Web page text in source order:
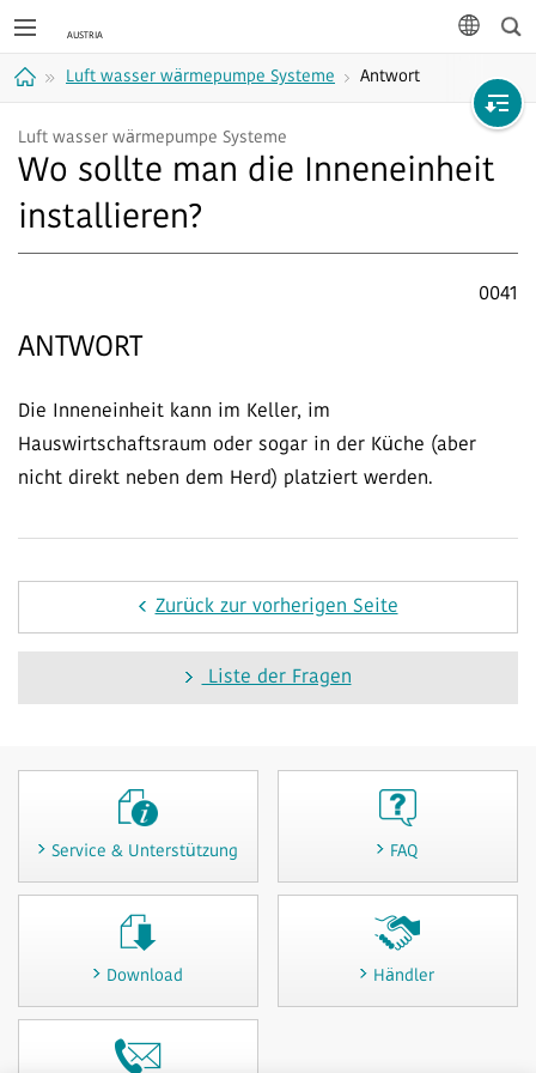
Luft wasser wärmepumpe Systeme Antwort
Luft wasser wärmepumpe Systeme
Wo sollte man die Inneneinheit
installieren?
0041
ANTWORT
Die Inneneinheit kann im Keller, im
Hauswirtschaftsraum oder sogar in der Küche (aber
nicht direkt neben dem Herd) platziert werden.
Zurück zur vorherigen Seite
Liste der Fragen
Service & Unterstützung FAQ
Download Händler